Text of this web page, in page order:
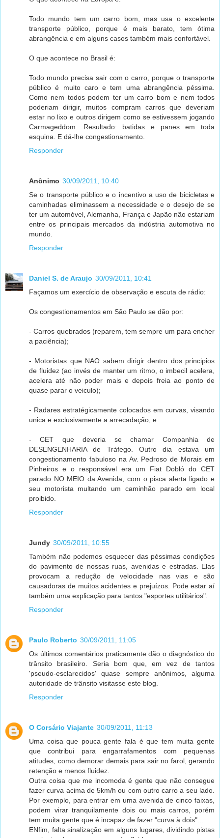
Todo mundo tem um carro bom, mas usa o excelente
transporte público, porque é mais barato, tem ótima
abrangência e em alguns casos também mais confortável.
O que acontece no Brasil é:
Todo mundo precisa sair com o carro, porque o transporte
público é muito caro e tem uma abrangência péssima.
Como nem todos podem ter um carro bom e nem todos
poderiam dirigir, muitos compram carros que deveriam
estar no lixo e outros dirigem como se estivessem jogando
Carmageddom. Resultado: batidas e panes em toda
esquina. E dá-lhe congestionamento.
Responder
Anônimo 30/09/2011, 10:40
Se o transporte público e o incentivo a uso de bicicletas e
caminhadas eliminassem a necessidade e o desejo de se
ter um automóvel, Alemanha, França e Japão não estariam
entre os principais mercados da indústria automotiva no
mundo.
Responder
Daniel S. de Araujo 30/09/2011, 10:41
Façamos um exercício de observação e escuta de rádio:
Os congestionamentos em São Paulo se dão por:
- Carros quebrados (reparem, tem sempre um para encher
a paciência);
- Motoristas que NAO sabem dirigir dentro dos principios
de fluidez (ao invés de manter um ritmo, o imbecil acelera,
acelera até não poder mais e depois freia ao ponto de
quase parar o veiculo);
- Radares estratégicamente colocados em curvas, visando
unica e exclusivamente a arrecadação, e
- CET que deveria se chamar Companhia de
DESENGENHARIA de Tráfego. Outro dia estava um
congestionamento fabuloso na Av. Pedroso de Morais em
Pinheiros e o responsável era um Fiat Dobló do CET
parado NO MEIO da Avenida, com o pisca alerta ligado e
seu motorista multando um caminhão parado em local
proibido.
Responder
Jundy 30/09/2011, 10:55
Também não podemos esquecer das péssimas condições
do pavimento de nossas ruas, avenidas e estradas. Elas
provocam a redução de velocidade nas vias e são
causadoras de muitos acidentes e prejuízos. Pode estar aí
também uma explicação para tantos "esportes utilitários".
Responder
Paulo Roberto 30/09/2011, 11:05
Os últimos comentários praticamente dão o diagnóstico do
trânsito brasileiro. Seria bom que, em vez de tantos
'pseudo-esclarecidos' quase sempre anônimos, alguma
autoridade de trânsito visitasse este blog.
Responder
O Corsário Viajante 30/09/2011, 11:13
Uma coisa que pouca gente fala é que tem muita gente
que contribui para engarrafamentos com pequenas
atitudes, como demorar demais para sair no farol, gerando
retenção e menos fluidez.
Outra coisa que me incomoda é gente que não consegue
fazer curva acima de 5km/h ou com outro carro a seu lado.
Por exemplo, para entrar em uma avenida de cinco faixas,
podem virar tranquilamente dois ou mais carros, porém
tem muita gente que é incapaz de fazer "curva à dois"...
ENfim, falta sinalização em alguns lugares, dividindo pistas